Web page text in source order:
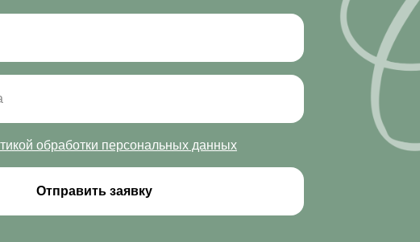
обработки персональных данных
Отправить заявку